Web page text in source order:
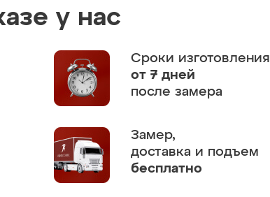
у нас
Сроки изготовления
от 7 дней
после замера
Замер,
доставка и подъем
бесплатно